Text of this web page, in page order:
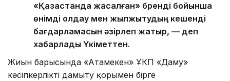
«Қазақстанда жасалған» бренді бойынша
өнімді қолдау мен жылжытудың кешенді
бағдарламасын әзірлеп жатыр, — деп
хабарлады Үкіметтен.
Жиын барысында «Атамекен» ҰКП «Даму»
кәсіпкерлікті дамыту қорымен бірге